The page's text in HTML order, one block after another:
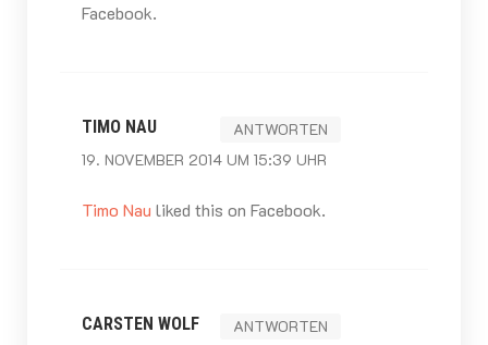
Facebook.
TIMO NAU
19. NOVEMBER 2014 UM 15:39 UHR
ANTWORTEN
Timo Nau liked this on Facebook.
CARSTEN WOLF
ANTWORTEN